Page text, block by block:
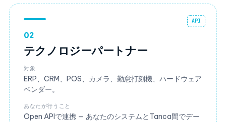
API
02
テクノロジーパートナー
対象
ERP、CRM、POS、カメラ、勤怠打刻機、ハードウェア
ベンダー。
あなたが行うこと
Open APIで連携 — あなたのシステムとTanca間でデー